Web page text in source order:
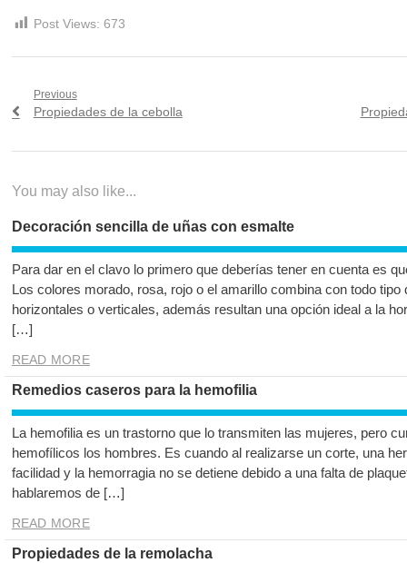
Post Views: 673
Navegación
Previous
Previous
Propiedades de la cebolla
Next
You may also like...
Decoración sencilla de uñas con esmalte
Para dar en el clavo lo primero que deberías tener en cuenta es
Los colores morado, rosa, rojo o el amarillo combina con todo
horizontales o verticales, además resultan una opción ideal a la
[…]
READ MORE
Remedios caseros para la hemofilia
La hemofilia es un trastorno que lo transmiten las mujeres, pero
hemofílicos los hombres. Es cuando al realizarse un corte, una
facilidad y la hemorragia no se detiene debido a una falta de
hablaremos de […]
READ MORE
Propiedades de la remolacha